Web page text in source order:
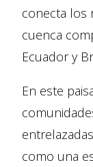
conecta los
cuenca
Ecuador y
En este
como una